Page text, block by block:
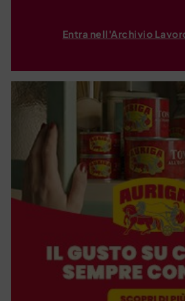
Entra nell'Archivio